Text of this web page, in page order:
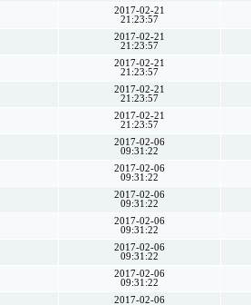
2017-02-21
21:23:57
2017-02-21
21:23:57
2017-02-21
21:23:57
2017-02-21
21:23:57
2017-02-21
21:23:57
2017-02-06
09:31:22
2017-02-06
09:31:22
2017-02-06
09:31:22
2017-02-06
09:31:22
2017-02-06
09:31:22
2017-02-06
09:31:22
2017-02-06